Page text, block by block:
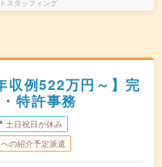
スタッフィング
収例522万円～】完
特許事務
土日祝日が休み
の紹介予定派遣